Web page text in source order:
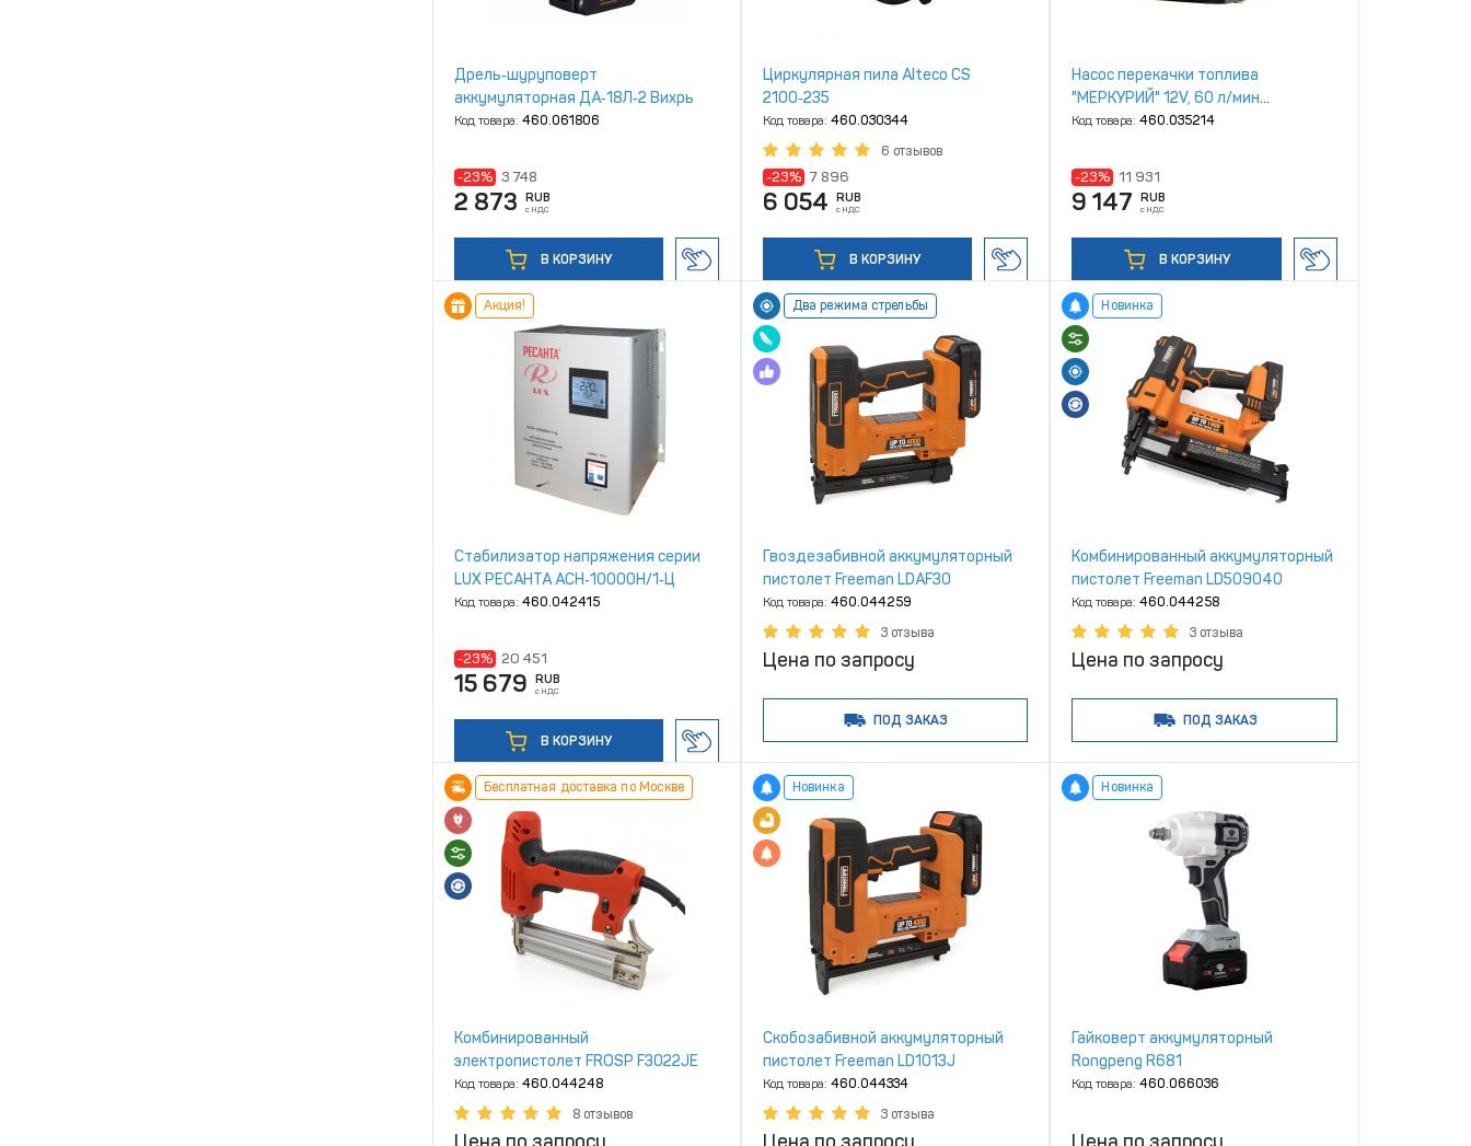
Дрель‑шуруповерт
аккумуляторная ДА‑18Л‑2 Вихрь
Код товара: 460.061806
-23% 3 748
2 873 RUB
с НДС
В КОРЗИНУ
Циркулярная пила Alteco CS
2100‑235
Код товара: 460.030344
6 отзывов
-23% 7 896
6 054 RUB
с НДС
В КОРЗИНУ
Насос перекачки топлива
"МЕРКУРИЙ" 12V, 60 л/мин
[БАК.11061]
Код товара:460.035214
-23% 11 931
9 147 RUB
с НДС
В КОРЗИНУ
Акция!
Стабилизатор напряжения серии
LUX РЕСАНТА АСН‑10000Н/1‑Ц
Код товара: 460.042415
-23% 20 451
15 679 RUB
с НДС
В КОРЗИНУ
Два режима стрельбы
Гвоздезабивной аккумуляторный
пистолет Freeman LDAF30
Код товара: 460.044259
3 отзыва
Цена по запросу
ПОД ЗАКАЗ
Новинка
Комбинированный аккумуляторный
пистолет Freeman LD509040
Код товара:460.044258
3 отзыва
Цена по запросу
ПОД ЗАКАЗ
Бесплатная доставка по Москве
Комбинированный
электропистолет FROSP F3022JE
Код товара: 460.044248
8 отзывов
Новинка
Скобозабивной аккумуляторный
пистолет Freeman LD1013J
Код товара: 460.044334
3 отзыва
Новинка
Гайковерт аккумуляторный
Rongpeng R681
Код товара:460.066036